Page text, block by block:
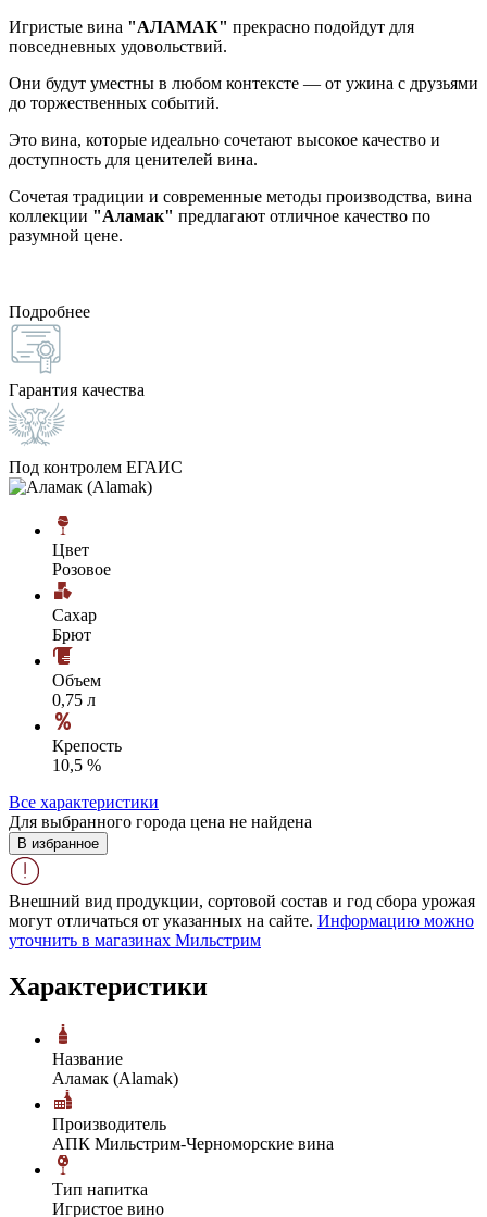
Игристые вина "АЛАМАК" прекрасно подойдут для
повседневных удовольствий.
Они будут уместны в любом контексте — от ужина с друзьями
до торжественных событий.
Это вина, которые идеально сочетают высокое качество и
доступность для ценителей вина.
Сочетая традиции и современные методы производства, вина
коллекции "Аламак" предлагают отличное качество по
разумной цене.
Подробнее
Гарантия качества
Под контролем ЕГАИС
Цвет
Розовое
Сахар
Брют
Объем
0,75 л
Крепость
10,5 %
Все характеристики
Для выбранного города цена не найдена
В избранное
Внешний вид продукции, сортовой состав и год сбора урожая
могут отличаться от указанных на сайте. Информацию можно
уточнить в магазинах Мильстрим
Характеристики
Название
Аламак (Alamak)
Производитель
АПК Мильстрим-Черноморские вина
Тип напитка
Игристое вино